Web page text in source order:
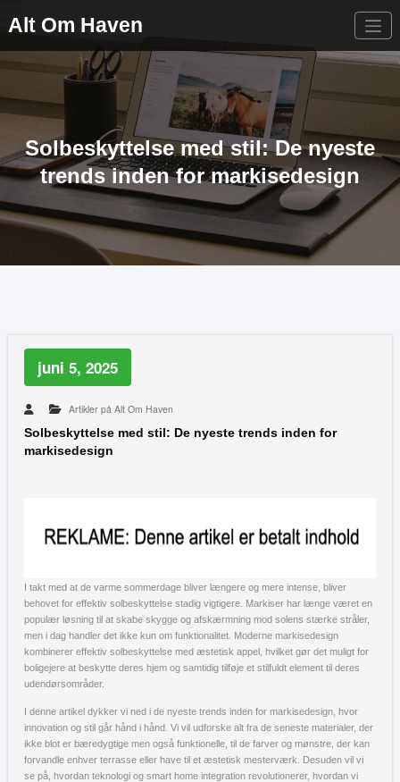
Alt Om Haven
Solbeskyttelse med stil: De nyeste
trends inden for markisedesign
juni 5, 2025
Artikler på Alt Om Haven
Solbeskyttelse med stil: De nyeste trends inden for
markisedesign
I takt med at de varme sommerdage bliver længere og mere intense, bliver
behovet for effektiv solbeskyttelse stadig vigtigere. Markiser har længe været en
populær løsning til at skabe skygge og afskærmning mod solens stærke stråler,
men i dag handler det ikke kun om funktionalitet. Moderne markisedesign
kombinerer effektiv solbeskyttelse med æstetisk appel, hvilket gør det muligt for
boligejere at beskytte deres hjem og samtidig tilføje et stilfuldt element til deres
udendørsområder.
I denne artikel dykker vi ned i de nyeste trends inden for markisedesign, hvor
innovation og stil går hånd i hånd. Vi vil udforske alt fra de seneste materialer, der
ikke blot er bæredygtige men også funktionelle, til de farver og mønstre, der kan
forvandle enhver terrasse eller have til et æstetisk mesterværk. Desuden vil vi
se på, hvordan teknologi og smart home integration revolutionerer, hvordan vi